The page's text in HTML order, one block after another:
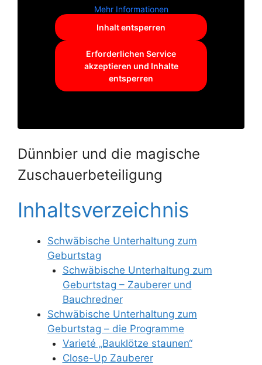
Mehr Informationen
Inhalt entsperren
Erforderlichen Service
akzeptieren und Inhalte
entsperren
Dünnbier und die magische
Zuschauerbeteiligung
Inhaltsverzeichnis
Schwäbische Unterhaltung zum
Geburtstag
Schwäbische Unterhaltung zum
Geburtstag – Zauberer und
Bauchredner
Schwäbische Unterhaltung zum
Geburtstag – die Programme
Varieté „Bauklötze staunen“
Close-Up Zauberer